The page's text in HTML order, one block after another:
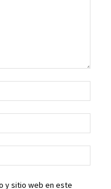
web:
y sitio web en este